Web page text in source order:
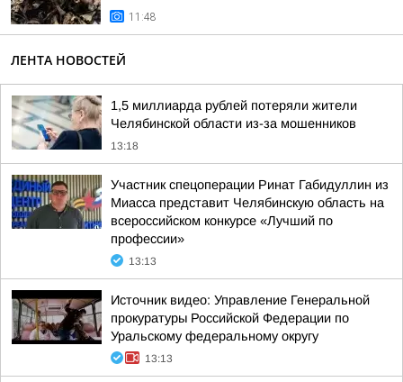
11:48
ЛЕНТА НОВОСТЕЙ
1,5 миллиарда рублей потеряли жители
Челябинской области из-за мошенников
13:18
Участник спецоперации Ринат Габидуллин из
Миасса представит Челябинскую область на
всероссийском конкурсе «Лучший по
профессии»
13:13
Источник видео: Управление Генеральной
прокуратуры Российской Федерации по
Уральскому федеральному округу
13:13